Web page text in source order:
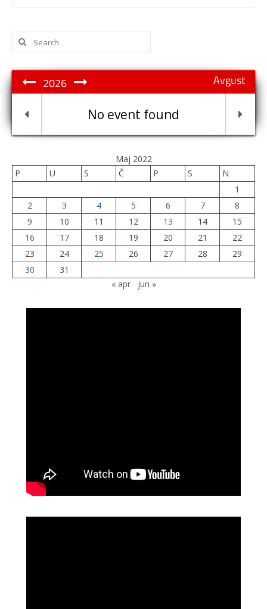
Search
for:
Avgust
2026
No event found
Maj 2022
P
U S Č P S
N
1
2
3 4 5 6 7
8
9
10 11 12 13 14
15
16
17 18 19 20 21
22
23
24 25 26 27 28
29
30
31
« apr
jun »